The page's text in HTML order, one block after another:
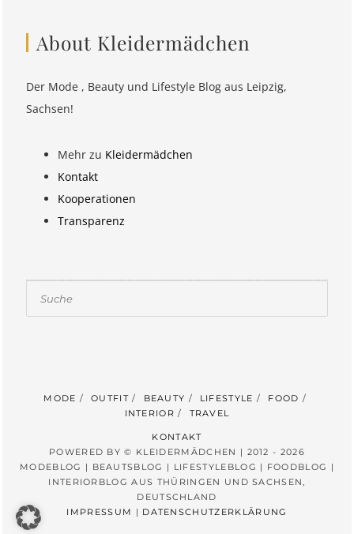
About Kleidermädchen
Der Mode , Beauty und Lifestyle Blog aus Leipzig,
Sachsen!
Mehr zu Kleidermädchen
Kontakt
Kooperationen
Transparenz
MODE OUTFIT BEAUTY LIFESTYLE
FOOD
INTERIOR
TRAVEL
KONTAKT
POWERED BY © KLEIDERMÄDCHEN | 2012 - 2026
MODEBLOG | BEAUTSBLOG | LIFESTYLEBLOG | FOODBLOG |
INTERIORBLOG AUS THÜRINGEN UND SACHSEN,
DEUTSCHLAND
IMPRESSUM | DATENSCHUTZERKLÄRUNG